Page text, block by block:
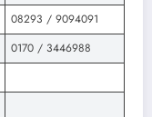
08293 / 9094091
0170 / 3446988